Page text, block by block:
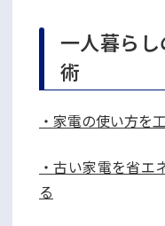
一人暮ら
術
・家電の使い方を
・古い家電を省エ
る